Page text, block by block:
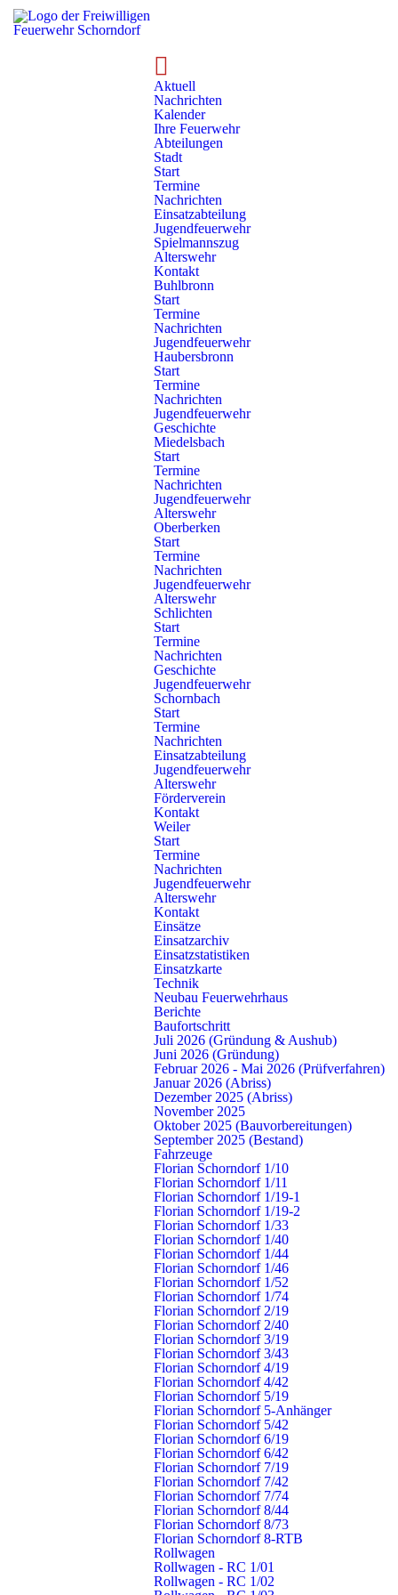
Aktuell
Nachrichten
Kalender
Ihre Feuerwehr
Abteilungen
Stadt
Start
Termine
Nachrichten
Einsatzabteilung
Jugendfeuerwehr
Spielmannszug
Alterswehr
Kontakt
Buhlbronn
Start
Termine
Nachrichten
Jugendfeuerwehr
Haubersbronn
Start
Termine
Nachrichten
Jugendfeuerwehr
Geschichte
Miedelsbach
Start
Termine
Nachrichten
Jugendfeuerwehr
Alterswehr
Oberberken
Start
Termine
Nachrichten
Jugendfeuerwehr
Alterswehr
Schlichten
Start
Termine
Nachrichten
Geschichte
Jugendfeuerwehr
Schornbach
Start
Termine
Nachrichten
Einsatzabteilung
Jugendfeuerwehr
Alterswehr
Förderverein
Kontakt
Weiler
Start
Termine
Nachrichten
Jugendfeuerwehr
Alterswehr
Kontakt
Einsätze
Einsatzarchiv
Einsatzstatistiken
Einsatzkarte
Technik
Neubau Feuerwehrhaus
Berichte
Baufortschritt
Juli 2026 (Gründung & Aushub)
Juni 2026 (Gründung)
Februar 2026 - Mai 2026 (Prüfverfahren)
Januar 2026 (Abriss)
Dezember 2025 (Abriss)
November 2025
Oktober 2025 (Bauvorbereitungen)
September 2025 (Bestand)
Fahrzeuge
Florian Schorndorf 1/10
Florian Schorndorf 1/11
Florian Schorndorf 1/19-1
Florian Schorndorf 1/19-2
Florian Schorndorf 1/33
Florian Schorndorf 1/40
Florian Schorndorf 1/44
Florian Schorndorf 1/46
Florian Schorndorf 1/52
Florian Schorndorf 1/74
Florian Schorndorf 2/19
Florian Schorndorf 2/40
Florian Schorndorf 3/19
Florian Schorndorf 3/43
Florian Schorndorf 4/19
Florian Schorndorf 4/42
Florian Schorndorf 5/19
Florian Schorndorf 5-Anhänger
Florian Schorndorf 5/42
Florian Schorndorf 6/19
Florian Schorndorf 6/42
Florian Schorndorf 7/19
Florian Schorndorf 7/42
Florian Schorndorf 7/74
Florian Schorndorf 8/44
Florian Schorndorf 8/73
Florian Schorndorf 8-RTB
Rollwagen
Rollwagen - RC 1/01
Rollwagen - RC 1/02
Fragen & Antworten
Sie vermissen eine Info?
Dann schreiben Sie uns einfach eine Nachricht. Wir helfen Ihnen
zum Kontaktformular
Fragen & Antworten
Was ist der Unterschied zwischen einer
Berufsfeuerwehr und einer Freiwilligen
Freiwillige Feuerwehr Schorndorf
Künkelinstraße 9, 73614 Schorndorf
info@feuerwehr-schorndorf.de
Schnell gefunden
Einsätze
Nachrichten
Termine
Warn- & Infodienste
Fragen & Antworten
Pressestelle
Schorndorf – Die Daimlerstadt
Schorndorf ist eine Große Kreisstadt mit rund 40.000 Einwohnern.
Sie liegt 20 Kilometer südöstlich von Stuttgart in Baden-
Württemberg. Im Jahr 1834 kam hier Gottlieb Daimler, der Erfinder
des »leichten, schnelllaufenden Benzinmotors« zur Welt. Deshalb
wird unsere Stadt auch als die »Daimlerstadt« bezeichnet.